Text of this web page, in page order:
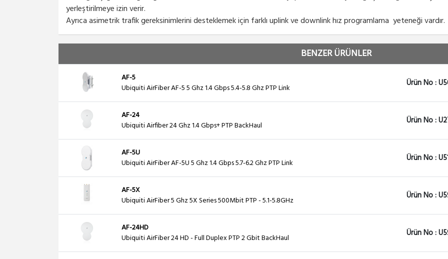
yerleştirilmeye izin verir.
Ayrıca asimetrik trafik gereksinimlerini desteklemek için farklı uplink ve downlink hız programlama yeteneği vardır.
BENZER ÜRÜNLER
AF-5
Ubiquiti AirFiber AF-5 5 Ghz 1.4 Gbps 5.4-5.8 Ghz PTP Link
Ürün No :
AF-24
Ubiquiti Airfiber 24 Ghz 1.4 Gbps+ PTP BackHaul
Ürün No :
AF-5U
Ubiquiti AirFiber AF-5U 5 Ghz 1.4 Gbps 5.7-6.2 Ghz PTP Link
Ürün No :
AF-5X
Ubiquiti AirFiber 5 Ghz 5X Series 500Mbit PTP - 5.1-5.8GHz
Ürün No :
AF-24HD
Ubiquiti AirFiber 24 HD - Full Duplex PTP 2 Gbit BackHaul
Ürün No :